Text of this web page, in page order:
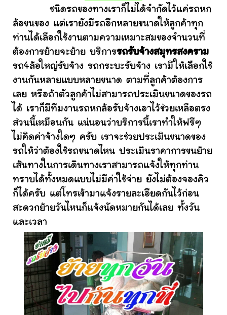
ชนิดรถของทางเราก็ไม่ได้จำกัดไว้แค่รถหก
ล้อขนของ แต่เรายังมีรถอีกหลายขนาดให้ลูกค้าทุก
ท่านได้เลือกใช้งานตามความเหมาะสมของจำนวนที่
ต้องการย้ายจะย้าย บริการรถรับจ้างสมุทรสงคราม
รถ4ล้อใหญ่รับจ้าง รถกระบะรับจ้าง เรามีให้เลือกใช้
งานกันหลายแบบหลายขนาด ตามที่ลูกค้าต้องการ
เลย หรือถ้าตัวลูกค้าไม่สามารถประเมินขนาดของรถ
ได้ เราก็มีทีมงานรถหกล้อรับจ้างเอาไว้ช่วยเหลือตรง
ส่วนนี้เหมือนกัน แน่นอนว่าบริการนี้เราทำให้ฟรีๆ
ไม่คิดค่าจ้างใดๆ ครับ เราจะช่วยประเมินขนาดของ
รถให้ว่าต้องใช้รถขนาดไหน ประเมินราคาการขนย้าย
เส้นทางในการเดินทางเราสามารถแจ้งให้ทุกท่าน
ทราบได้ทั้งหมดแบบไม่มีค่าใช้จ่าย ยังไม่ต้องจองคิว
ก็ได้ครับ แต่โทรเข้ามาแจ้งรายละเอียดกันไว้ก่อน
สะดวกย้ายวันไหนก็แจ้งนัดหมายกันได้เลย ทั้งวัน
และเวลา